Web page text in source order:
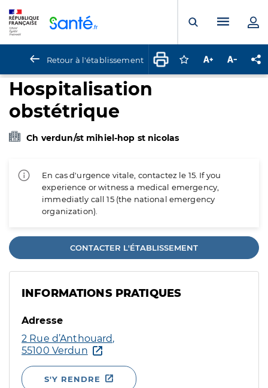
Ouvrir laMenu
Retour à l'établissement Connectez-vous
Augmenter la
Hospitalisation
obstétrique
Ch verdun/st mihiel-hop st nicolas
En cas d'urgence vitale, contactez le 15. If you
experience or witness a medical emergency,
immediatly call 15 (the national emergency
organization).
CONTACTER L'ÉTABLISSEMENT
INFORMATIONS PRATIQUES
Adresse
2 Rue d’Anthouard,
55100 Verdun
S'Y RENDRE